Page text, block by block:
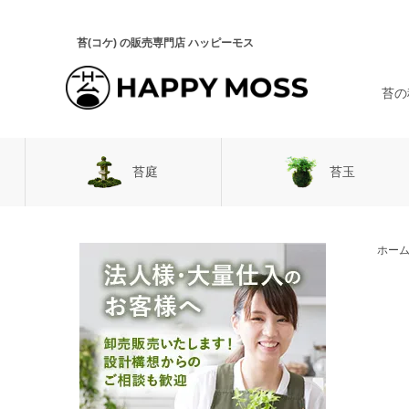
苔(コケ) の販売専門店 ハッピーモス
苔
苔庭
日向の苔
スナゴケ
苔玉
ホーム